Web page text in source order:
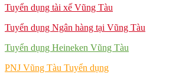
Tuyển dụng tài xế Vũng Tàu
Tuyển dụng Ngân hàng tại Vũng Tàu
Tuyển dụng Heineken Vũng Tàu
PNJ Vũng Tàu Tuyển dụng